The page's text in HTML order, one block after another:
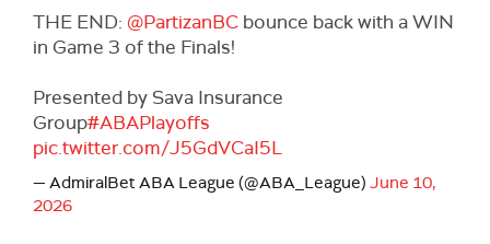
THE END: @PartizanBC bounce back with a WIN
in Game 3 of the Finals!
Presented by Sava Insurance
Group#ABAPlayoffs
pic.twitter.com/J5GdVCaI5L
— AdmiralBet ABA League (@ABA_League) June 10,
2026